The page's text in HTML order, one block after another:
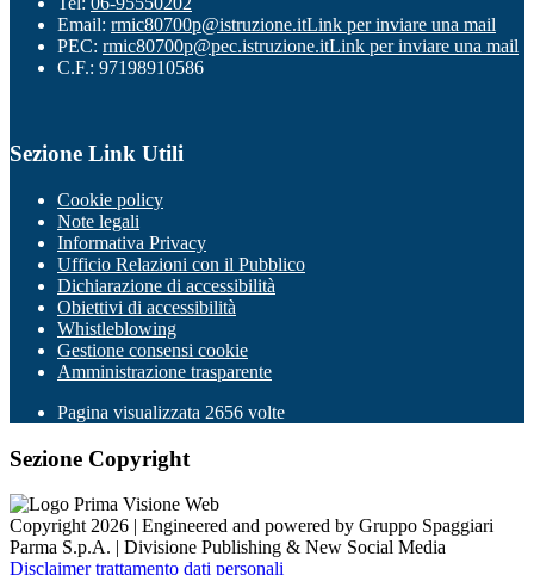
Email: rmic80700p@istruzione.itLink per inviare una mail
PEC: rmic80700p@pec.istruzione.itLink per inviare una mail
C.F.: 97198910586
Sezione Link Utili
Cookie policy
Note legali
Informativa Privacy
Ufficio Relazioni con il Pubblico
Dichiarazione di accessibilità
Obiettivi di accessibilità
Whistleblowing
Gestione consensi cookie
Amministrazione trasparente
Pagina visualizzata 2656 volte
Sezione Copyright
Copyright 2026 | Engineered and powered by Gruppo Spaggiari
Parma S.p.A. | Divisione Publishing & New Social Media
Disclaimer trattamento dati personali